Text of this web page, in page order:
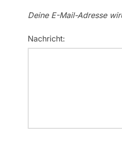
Deine E-Mail-Adresse
Nachricht: